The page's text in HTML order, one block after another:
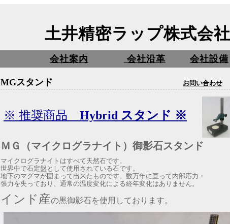
土井精密ラップ株式会社
会社案内 会社沿革 会社設備
MGスタンド お問い合わせ
※ 推奨商品 Hybrid スタンド ※
ＭＧ（マイクログラナイト）御影石スタンド
マイクログラナイトはすべて天然石です。
世界中で石定盤として使用されている石です。
地下のマグマが固まって出来たものです。数万年に亘って内部応力・
張力を失っており、通常の温度変化による経年変化はありません。
インド産の黒御影石を使用しております。